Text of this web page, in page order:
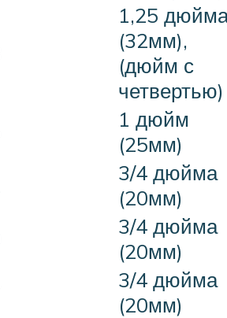
1,25
(32мм),
(дюйм с
четвертью)
1 дюйм
(25мм)
3/4 дюйма
(20мм)
3/4 дюйма
(20мм)
3/4 дюйма
(20мм)